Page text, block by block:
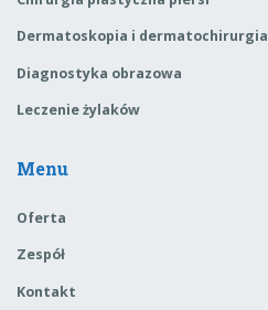
Dermatoskopia i dermatochirurgia
Diagnostyka obrazowa
Leczenie żylaków
Menu
Oferta
Zespół
Kontakt